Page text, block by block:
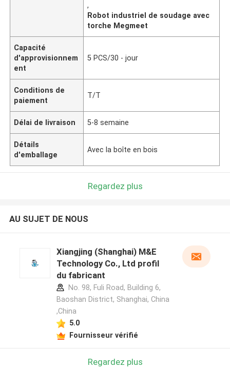
,
Robot industriel de soudage avec
torche Megmeet
Capacité
d'approvisionnem
ent
5 PCS/30 - jour
Conditions de
paiement
T/T
Délai de livraison 5-8 semaine
Détails
d'emballage
Avec la boîte en bois
Regardez plus
AU SUJET DE NOUS
Xiangjing (Shanghai) M&E
Technology Co., Ltd profil
du fabricant
No. 98, Fuli Road, Building 6,
Baoshan District, Shanghai, China
,China
5.0
Fournisseur vérifié
Regardez plus